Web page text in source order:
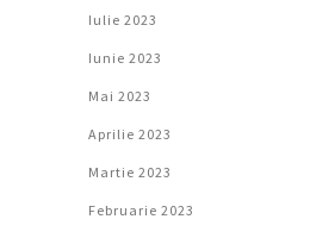
Iulie 2023
Iunie 2023
Mai 2023
Aprilie 2023
Martie 2023
Februarie 2023